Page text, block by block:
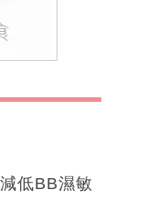
低BB濕敏